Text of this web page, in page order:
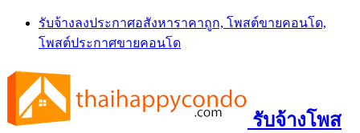
Skip
content
รับจ้างลงประกาศอสังหาราคาถูก, โพสต์ขายคอนโด,
โพสต์ประกาศขายคอนโด
รับจ้างโพส